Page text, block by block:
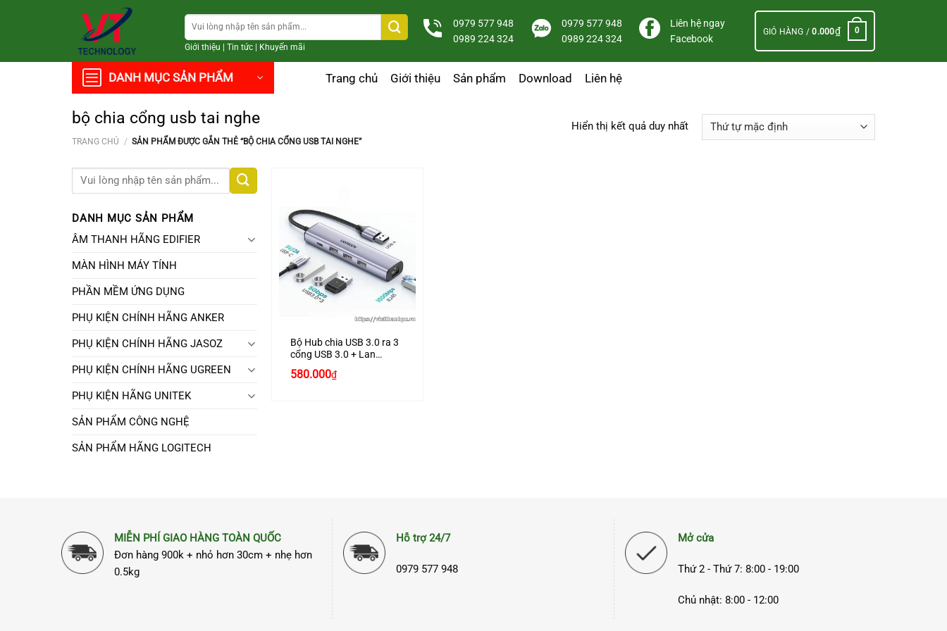
Tìm
kiếm:
Giới thiệu Tin tức| Khuyến mãi
0979 577 948
0989 224 324
0979 577 948
0989 224 324
Liên hệ ngay
Facebook
GIỎ HÀNG /0.000₫ 0
DANH MỤC SẢN PHẨM Trang chủ Giới thiệu Sản phẩm Download Liên hệ
bộ chia cổng usb tai nghe
TRANG CHỦ / SẢN PHẨM ĐƯỢC GẮN THẺ “BỘ CHIA CỔNG USB TAI NGHE”
Hiển thị kết quả duy nhất
Tìm
DANH MỤC SẢN PHẨM
ÂM THANH HÃNG EDIFIER
MÀN HÌNH MÁY TÍNH
PHẦN MỀM ỨNG DỤNG
PHỤ KIỆN CHÍNH HÃNG ANKER
PHỤ KIỆN CHÍNH HÃNG JASOZ
PHỤ KIỆN CHÍNH HÃNG UGREEN
PHỤ KIỆN HÃNG UNITEK
SẢN PHẨM CÔNG NGHỆ
SẢN PHẨM HÃNG LOGITECH
Bộ Hub chia USB 3.0 ra 3
cổng USB 3.0 + Lan
Ugreen 20915 cao cấp
580.000₫
MIỄN PHÍ GIAO HÀNG TOÀN QUỐC
Đơn hàng 900k + nhỏ hơn 30cm + nhẹ hơn
0.5kg
Hỗ trợ 24/7
0979 577 948
Mở cửa
Thứ 2 - Thứ 7: 8:00 - 19:00
Chủ nhật: 8:00 - 12:00